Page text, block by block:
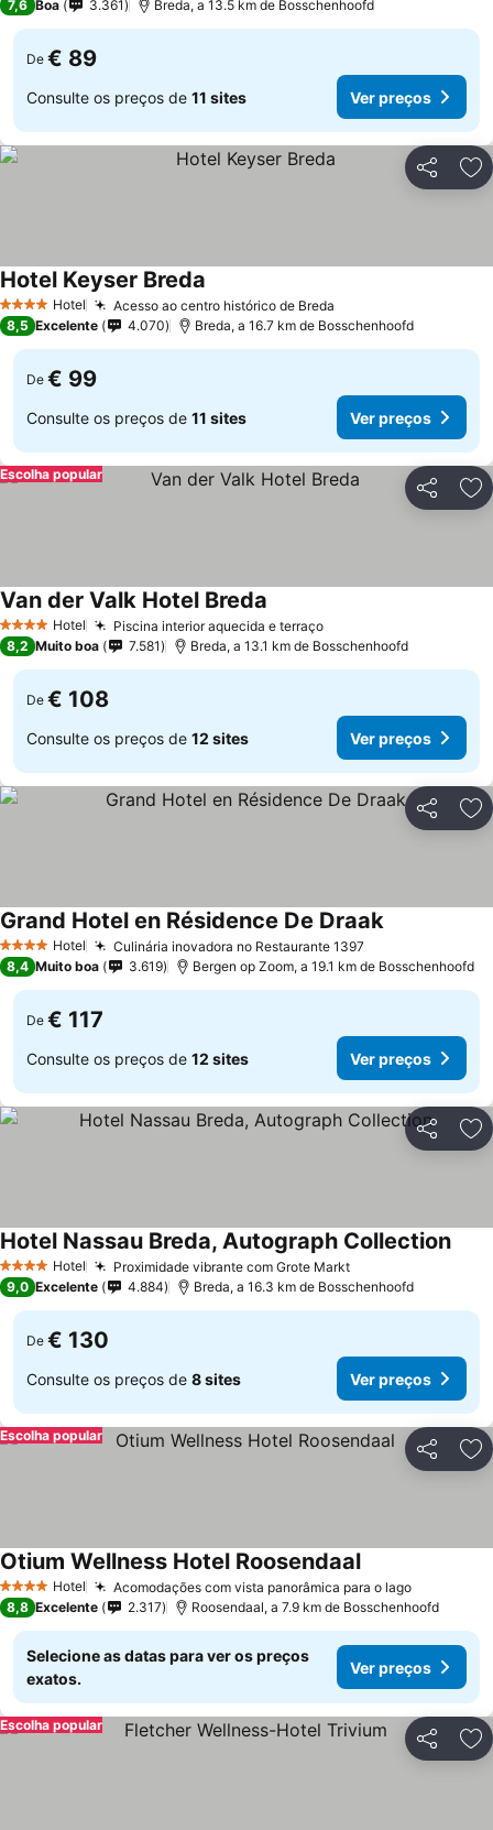
7,6 Boa 3.361 Breda, a 13.5 km de Bosschenhoofd
De € 89
Consulte os preços de 11 sites Ver preços
Partilhar
4 EstrelasHotel Acesso ao centro histórico de Breda
Hotel Keyser Breda
8,5 Excelente 4.070 Breda, a 16.7 km de Bosschenhoofd
De € 99
Consulte os preços de 11 sites Ver preços
Partilhar
Escolha popular
4 EstrelasHotel Piscina interior aquecida e terraçoVer preços
Van der Valk Hotel Breda
8,2 Muito boa 7.581 Breda, a 13.1 km de Bosschenhoofd
De € 108
Consulte os preços de 12 sites Ver preços
Partilhar
4 EstrelasHotel Culinária inovadora no Restaurante 1397Ver preços
Grand Hotel en Résidence De DraakVer preços
8,4 Muito boa 3.619 Bergen op Zoom, a 19.1 km de Bosschenhoofd
De € 117
Consulte os preços de 12 sites Ver preços
Partilhar
4 EstrelasHotel Proximidade vibrante com Grote MarktVer preços
Hotel Nassau Breda, Autograph CollectionVer
9,0 Excelente 4.884 Breda, a 16.3 km de Bosschenhoofd
De € 130
Consulte os preços de 8 sites Ver preços
Partilhar
Escolha popular
4 EstrelasHotel Acomodações com vista panorâmica para o lagoVer
Otium Wellness Hotel RoosendaalVer preços
8,8 Excelente 2.317 Roosendaal, a 7.9 km de Bosschenhoofd
Selecione as datas para ver os preços
exatos.
Ver preços
Partilhar
Escolha popular